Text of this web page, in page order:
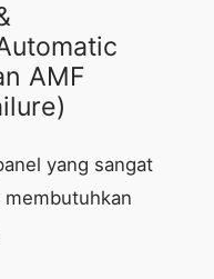
AMF
yang sangat